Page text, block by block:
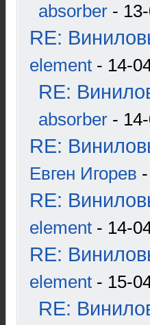
absorber -
RE:
element - 14-
RE:
absorber -
RE:
Евген Игорев
RE:
element - 14-
RE:
element - 15-
RE: